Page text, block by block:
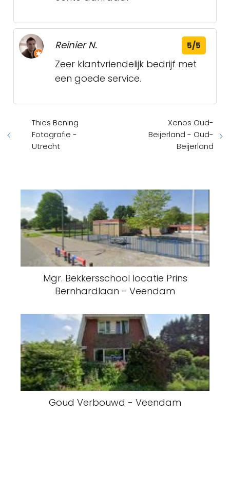
Reinier N. 5/5
Zeer klantvriendelijk bedrijf met
een goede service.
Thies Bening
Fotografie -
Utrecht
Xenos Oud-
Beijerland - Oud-
Beijerland
Mgr. Bekkersschool locatie Prins
Bernhardlaan - Veendam
Goud Verbouwd - Veendam